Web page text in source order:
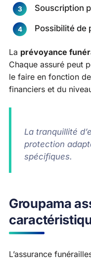
Souscription
Possibilité de
La prévoyance
Chaque assuré peut
le faire en fonction
financiers et du
La tranquillité
protection
spécifiques.
Groupama
L’assurance